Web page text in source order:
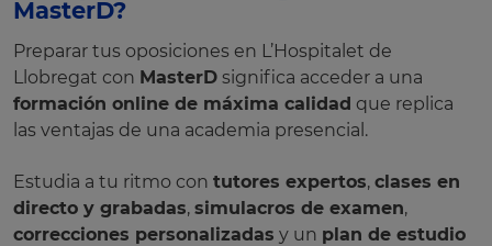
MasterD?
Preparar tus oposiciones en L’Hospitalet de
Llobregat con MasterD significa acceder a una
formación online de máxima calidad que replica
las ventajas de una academia presencial.
Estudia a tu ritmo con tutores expertos, clases en
directo y grabadas, simulacros de examen,
correcciones personalizadas y un plan de estudio